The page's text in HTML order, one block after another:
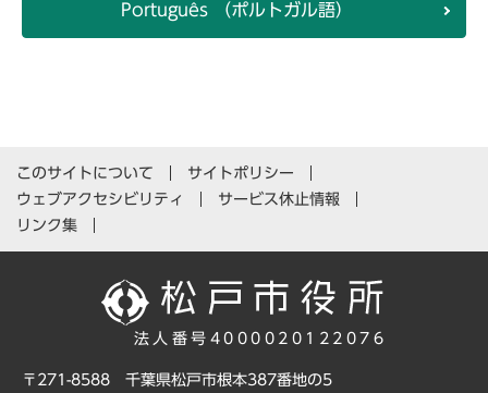
Português （ポルトガル語）
このサイトについて
サイトポリシー
ウェブアクセシビリティ
サービス休止情報
リンク集
法人番号4000020122076
〒271-8588 千葉県松戸市根本387番地の5